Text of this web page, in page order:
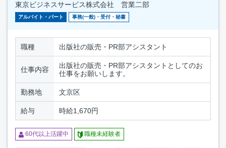
東京ビジネスサービス株式会社 営業二部
アルバイト・パート 事務(一般)・受付・秘書
職種 出版社の販売・PR部アシスタント
仕事内容
出版社の販売・PR部アシスタントとしてのお
仕事をお願いします。
勤務地 文京区
給与 時給1,670円
60代以上活躍中 職種未経験者